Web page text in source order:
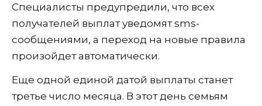
Специалисты предупредили, что всех
получателей выплат уведомят sms-
сообщениями, а переход на новые правила
произойдет автоматически.
Еще одной единой датой выплаты станет
третье число месяца. В этот день семьям